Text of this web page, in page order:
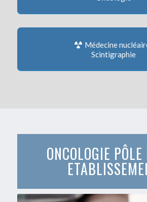
Médecine
Scintigraphie
ONCOLOGIE